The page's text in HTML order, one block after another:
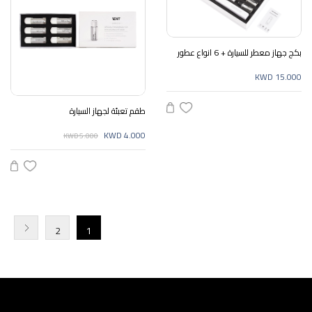
بكج جهاز معطر للسيارة + 6 انواع عطور
KWD 15.000
طقم تعبئة لجهاز السيارة
KWD 5.000 KWD 4.000
1
2